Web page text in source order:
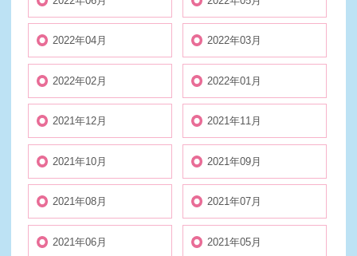
2022年04月 2022年03月
2022年02月 2022年01月
2021年12月 2021年11月
2021年10月 2021年09月
2021年08月 2021年07月
2021年06月 2021年05月